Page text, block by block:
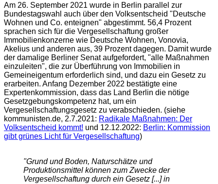
Am 26. September 2021 wurde in Berlin parallel zur
Bundestagswahl auch über den Volksentscheid "Deutsche
Wohnen und Co. enteignen" abgestimmt. 56,4 Prozent
sprachen sich für die Vergesellschaftung großer
Immobilienkonzerne wie Deutsche Wohnen, Vonovia,
Akelius und anderen aus, 39 Prozent dagegen. Damit wurde
der damalige Berliner Senat aufgefordert, "alle Maßnahmen
einzuleiten", die zur Überführung von Immobilien in
Gemeineigentum erforderlich sind, und dazu ein Gesetz zu
erarbeiten. Anfang Dezember 2022 bestätigte eine
Expertenkommission, dass das Land Berlin die nötige
Gesetzgebungskompetenz hat, um ein
Vergesellschaftungsgesetz zu verabschieden. (siehe
kommunisten.de, 2.7.2021: Radikale Maßnahmen: Der
Volksentscheid kommt! und 12.12.2022: Berlin: Kommission
gibt grünes Licht für Vergesellschaftung)
"Grund und Boden, Naturschätze und
Produktionsmittel können zum Zwecke der
Vergesellschaftung durch ein Gesetz [...] in